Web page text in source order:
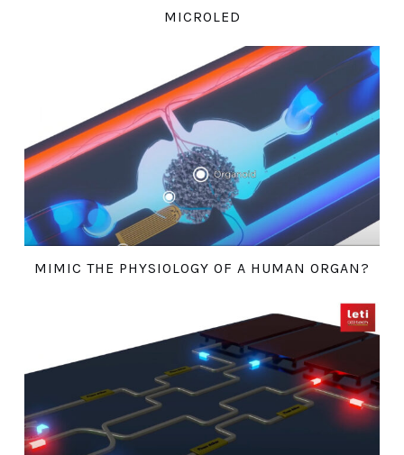
MICROLED
MIMIC THE PHYSIOLOGY OF A HUMAN ORGAN?